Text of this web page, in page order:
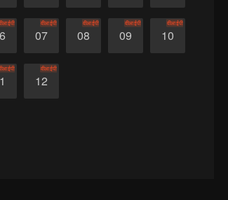
07
वीआईपी
08
वीआईपी
09
वीआईपी
10
वीआईपी
12
वीआईपी